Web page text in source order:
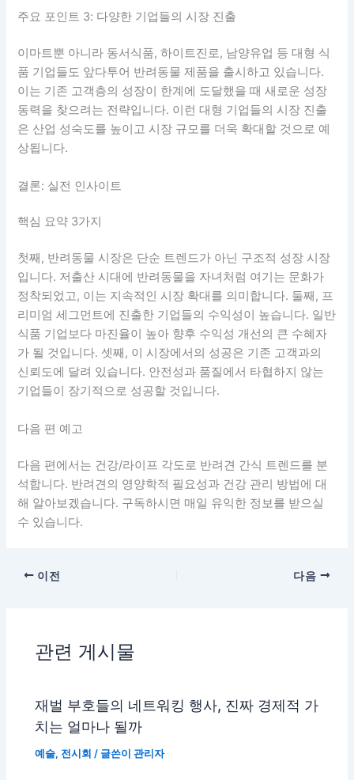
주요 포인트 3: 다양한 기업들의 시장 진출
이마트뿐 아니라 동서식품, 하이트진로, 남양유업 등 대형 식
품 기업들도 앞다투어 반려동물 제품을 출시하고 있습니다.
이는 기존 고객층의 성장이 한계에 도달했을 때 새로운 성장
동력을 찾으려는 전략입니다. 이런 대형 기업들의 시장 진출
은 산업 성숙도를 높이고 시장 규모를 더욱 확대할 것으로 예
상됩니다.
결론: 실전 인사이트
핵심 요약 3가지
첫째, 반려동물 시장은 단순 트렌드가 아닌 구조적 성장 시장
입니다. 저출산 시대에 반려동물을 자녀처럼 여기는 문화가
정착되었고, 이는 지속적인 시장 확대를 의미합니다. 둘째, 프
리미엄 세그먼트에 진출한 기업들의 수익성이 높습니다. 일반
식품 기업보다 마진율이 높아 향후 수익성 개선의 큰 수혜자
가 될 것입니다. 셋째, 이 시장에서의 성공은 기존 고객과의
신뢰도에 달려 있습니다. 안전성과 품질에서 타협하지 않는
기업들이 장기적으로 성공할 것입니다.
다음 편 예고
다음 편에서는 건강/라이프 각도로 반려견 간식 트렌드를 분
석합니다. 반려견의 영양학적 필요성과 건강 관리 방법에 대
해 알아보겠습니다. 구독하시면 매일 유익한 정보를 받으실
수 있습니다.
이전 다음
관련 게시물
재벌 부호들의 네트워킹 행사, 진짜 경제적 가
치는 얼마나 될까
예술, 전시회 / 글쓴이관리자